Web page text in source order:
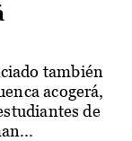
también
acogerá,
de